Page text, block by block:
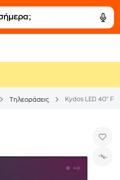
Τηλεοράσεις Kydos LED 40"